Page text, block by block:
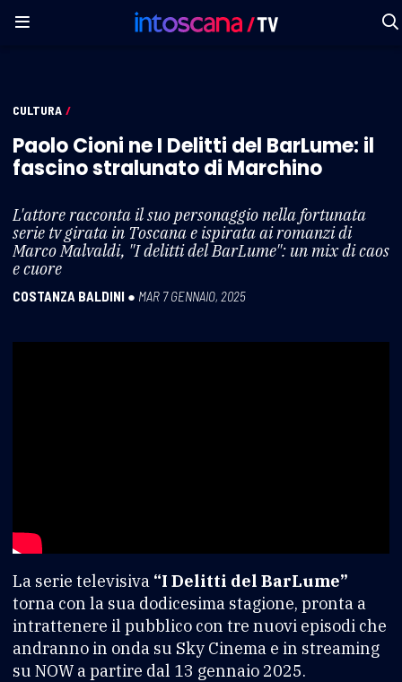
CULTURA /
Paolo Cioni ne I Delitti del BarLume: il
fascino stralunato di Marchino
L'attore racconta il suo personaggio nella fortunata
serie tv girata in Toscana e ispirata ai romanzi di
Marco Malvaldi, "I delitti del BarLume": un mix di caos
e cuore
COSTANZA BALDINI ● MAR 7 GENNAIO, 2025
La serie televisiva “I Delitti del BarLume”
torna con la sua dodicesima stagione, pronta a
intrattenere il pubblico con tre nuovi episodi che
andranno in onda su Sky Cinema e in streaming
su NOW a partire dal 13 gennaio 2025.